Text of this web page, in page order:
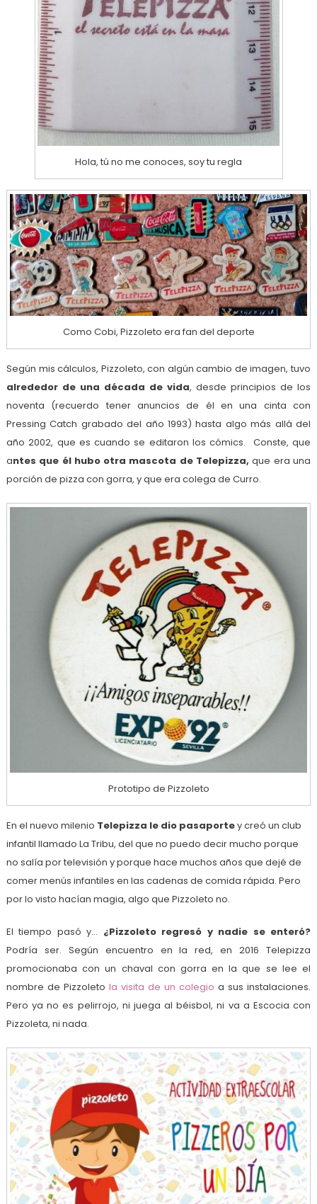
Hola, tú no me conoces, soy tu regla
Como Cobi, Pizzoleto era fan del deporte
Según mis cálculos, Pizzoleto, con algún cambio de imagen, tuvo
alrededor de una década de vida, desde principios de los
noventa (recuerdo tener anuncios de él en una cinta con
Pressing Catch grabado del año 1993) hasta algo más allá del
año 2002, que es cuando se editaron los cómics. Conste, que
antes que él hubo otra mascota de Telepizza, que era una
porción de pizza con gorra, y que era colega de Curro.
Prototipo de Pizzoleto
En el nuevo milenio Telepizza le dio pasaportey creó un club
infantil llamado La Tribu, del que no puedo decir mucho porque
no salía por televisión y porque hace muchos años que dejé de
comer menús infantiles en las cadenas de comida rápida. Pero
por lo visto hacían magia, algo que Pizzoleto no.
El tiempo pasó y… ¿Pizzoleto regresó y nadie se enteró?
Podría ser. Según encuentro en la red, en 2016 Telepizza
promocionaba con un chaval con gorra en la que se lee el
nombre de Pizzoleto la visita de un colegio a sus instalaciones.
Pero ya no es pelirrojo, ni juega al béisbol, ni va a Escocia con
Pizzoleta, ni nada.